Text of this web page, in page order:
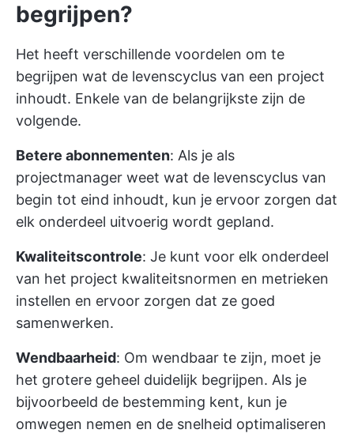
begrijpen?
Het heeft verschillende voordelen om te
begrijpen wat de levenscyclus van een project
inhoudt. Enkele van de belangrijkste zijn de
volgende.
Betere abonnementen: Als je als
projectmanager weet wat de levenscyclus van
begin tot eind inhoudt, kun je ervoor zorgen dat
elk onderdeel uitvoerig wordt gepland.
Kwaliteitscontrole: Je kunt voor elk onderdeel
van het project kwaliteitsnormen en metrieken
instellen en ervoor zorgen dat ze goed
samenwerken.
Wendbaarheid: Om wendbaar te zijn, moet je
het grotere geheel duidelijk begrijpen. Als je
bijvoorbeeld de bestemming kent, kun je
omwegen nemen en de snelheid optimaliseren